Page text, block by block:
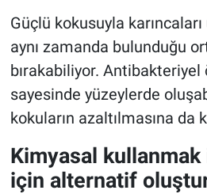
Güçlü kokusuyla
aynı zamanda bulunduğu
bırakabiliyor.
sayesinde yüzeylerde
kokuların azaltılmasına da
Kimyasal
için alternatif